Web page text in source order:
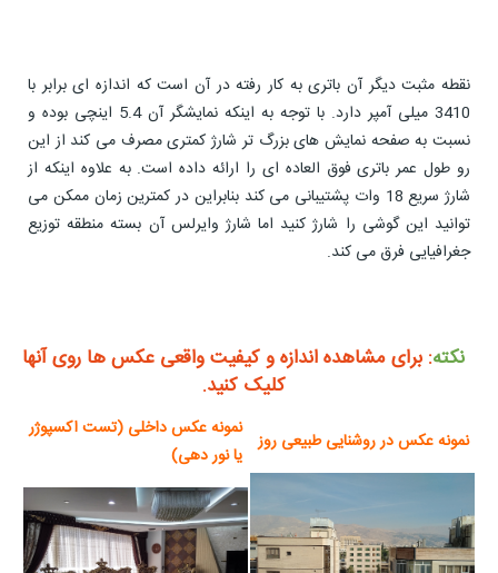
نقطه مثبت دیگر آن باتری به کار رفته در آن است که اندازه ای برابر با
3410 میلی آمپر دارد. با توجه به اینکه نمایشگر آن 5.4 اینچی بوده و
نسبت به صفحه نمایش های بزرگ تر شارژ کمتری مصرف می کند از این
رو طول عمر باتری فوق العاده ای را ارائه داده است. به علاوه اینکه از
شارژ سریع 18 وات پشتیبانی می کند بنابراین در کمترین زمان ممکن می
توانید این گوشی را شارژ کنید اما شارژ وایرلس آن بسته منطقه توزیع
جغرافیایی فرق می کند.
نکته: برای مشاهده اندازه و کیفیت واقعی عکس ها روی آنها
کلیک کنید.
نمونه عکس در روشنایی طبیعی روز نمونه عکس داخلی (تست اکسپوژر
یا نور دهی)